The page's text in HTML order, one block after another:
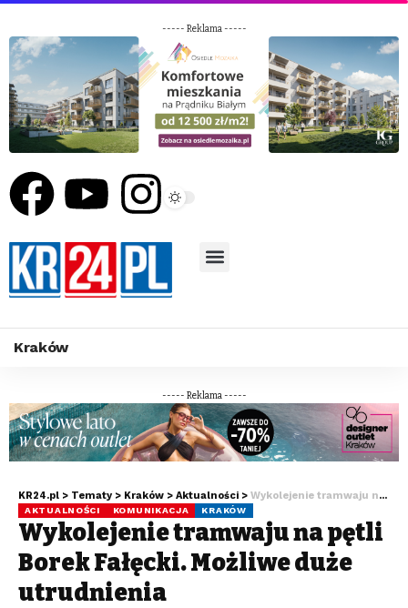
----- Reklama -----
Kraków
----- Reklama -----
KR24.pl > Tematy > Kraków > Aktualności > Wykolejenie tramwaju na pętli Borek Fałęcki. Możliwe duże utrudnienia
AKTUALNOŚCI KOMUNIKACJA KRAKÓW
Wykolejenie tramwaju na pętli
Borek Fałęcki. Możliwe duże
utrudnienia